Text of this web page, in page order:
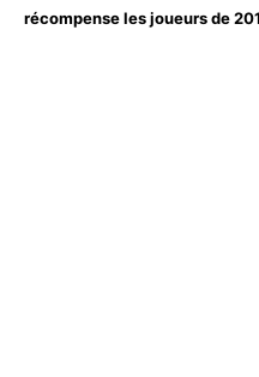
récompense les joueurs de